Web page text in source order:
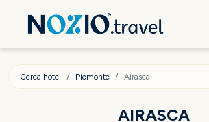
Cerca hotel Piemonte Airasca
AIRASCA